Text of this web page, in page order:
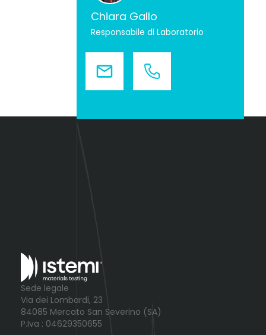
Chiara Gallo
Responsabile di Laboratorio
Sede legale
Via dei Lombardi, 23
84085 Mercato San Severino (SA)
P.Iva : 04629350655